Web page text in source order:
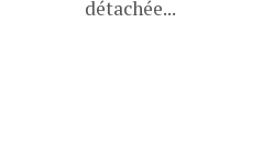
détachée...